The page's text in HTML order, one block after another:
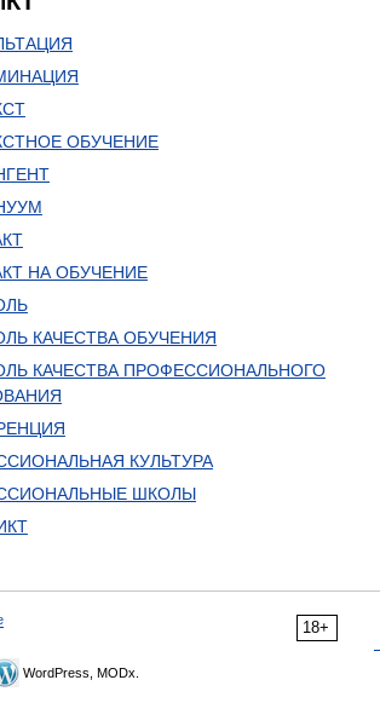
ОБУЧЕНИЕ
НА ОБУЧЕНИЕ
КАЧЕСТВА ОБУЧЕНИЯ
КАЧЕСТВА ПРОФЕССИОНАЛЬНОГО
КУЛЬТУРА
ШКОЛЫ
18+
WordPress, MODx.